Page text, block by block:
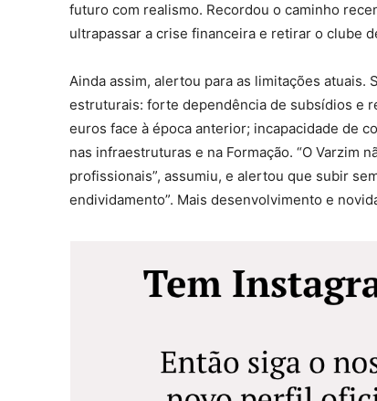
futuro com realismo. Recordou o caminho
ultrapassar a crise financeira e retirar o clube
Ainda assim, alertou para as limitações
estruturais: forte dependência de subsídios e
euros face à época anterior; incapacidade de
nas infraestruturas e na Formação. “O Varzim
profissionais”, assumiu, e alertou que subir
endividamento”. Mais desenvolvimento e